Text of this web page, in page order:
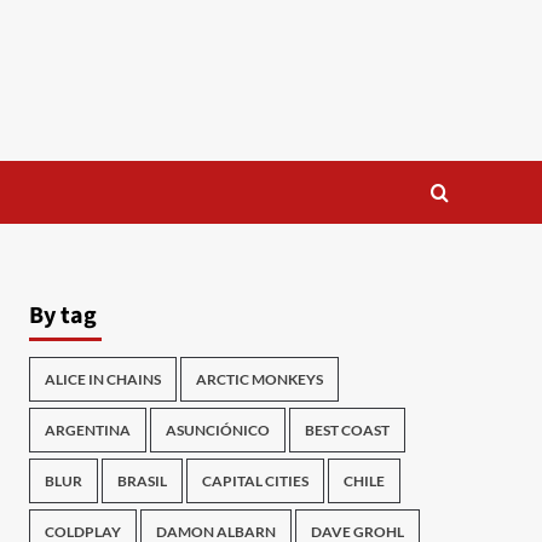
By tag
ALICE IN CHAINS ARCTIC MONKEYS
ARGENTINA ASUNCIÓNICO BEST COAST
BLUR BRASIL CAPITAL CITIES CHILE
COLDPLAY DAMON ALBARN DAVE GROHL